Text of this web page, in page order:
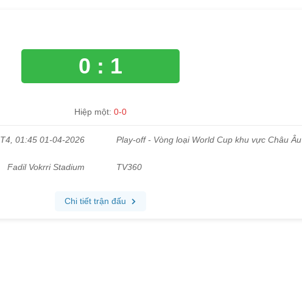
0 : 1
Hiệp một: 0-0
T4, 01:45 01-04-2026 Play-off - Vòng loại World Cup khu vực Châu Âu
Fadil Vokrri Stadium TV360
Chi tiết trận đấu